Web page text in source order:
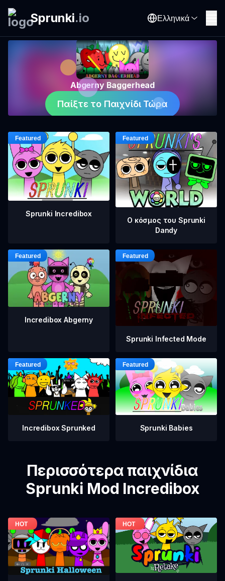
Sprunki.io Ελληνικά
Abgerny Baggerhead
Παίξτε το Παιχνίδι Τώρα
Sprunki Incredibox
Ο κόσμος του Sprunki
Dandy
Incredibox Abgerny
Sprunki Infected Mode
Incredibox Sprunked Sprunki Babies
Περισσότερα παιχνίδια
Sprunki Mod Incredibox